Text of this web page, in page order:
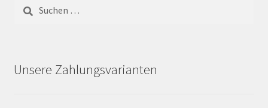
nach:
Unsere Zahlungsvarianten